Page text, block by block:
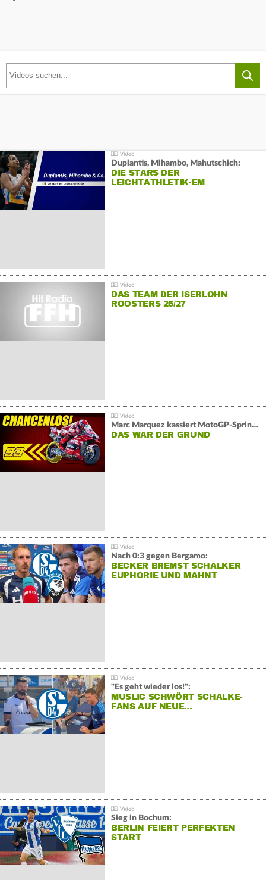
Duplantis, Mihambo, Mahutschich:
DIE STARS DER
LEICHTATHLETIK-EM
DAS TEAM DER ISERLOHN
ROOSTERS 26/27
Marc Marquez kassiert MotoGP-Sprint-Schlappe:
DAS WAR DER GRUND
Nach 0:3 gegen Bergamo:
BECKER BREMST SCHALKER
EUPHORIE UND MAHNT
"Es geht wieder los!":
MUSLIC SCHWÖRT SCHALKE-
FANS AUF NEUE…
Sieg in Bochum:
BERLIN FEIERT PERFEKTEN
START